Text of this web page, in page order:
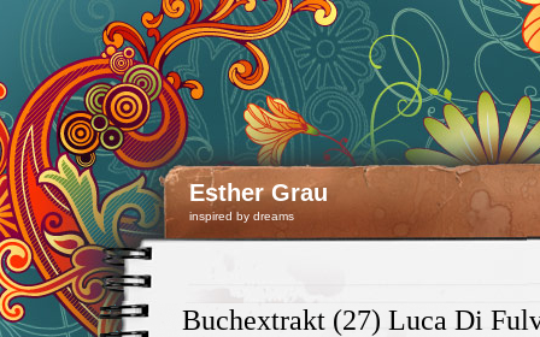
Esther Grau
inspired by dreams
Buchextrakt (27) Luca Di